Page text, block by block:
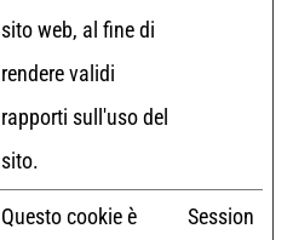
sito web, al fine di
rendere validi
rapporti sull'uso del
sito.
Questo cookie è
Session